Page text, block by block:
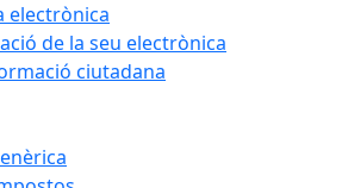
electrònica
de la seu electrònica
ciutadana